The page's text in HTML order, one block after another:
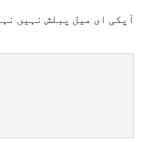
آپکی ای ميل پبلش نہيں